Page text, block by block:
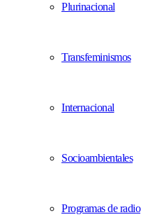
Plurinacional
Transfeminismos
Internacional
Socioambientales
Programas de radio